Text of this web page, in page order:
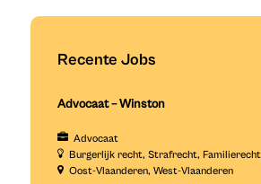
Recente Jobs
Advocaat – Winston
Advocaat
Burgerlijk recht Strafrecht Familierecht
Oost-Vlaanderen West-Vlaanderen